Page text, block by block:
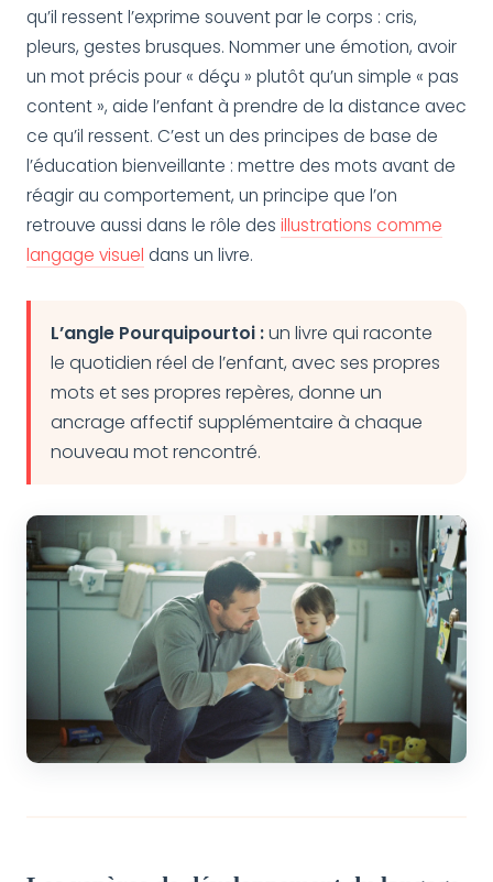
qu’il ressent l’exprime souvent par le corps : cris,
pleurs, gestes brusques. Nommer une émotion, avoir
un mot précis pour « déçu » plutôt qu’un simple « pas
content », aide l’enfant à prendre de la distance avec
ce qu’il ressent. C’est un des principes de base de
l’éducation bienveillante : mettre des mots avant de
réagir au comportement, un principe que l’on
retrouve aussi dans le rôle des illustrations comme
langage visuel dans un livre.
L’angle Pourquipourtoi :un livre qui raconte
le quotidien réel de l’enfant, avec ses propres
mots et ses propres repères, donne un
ancrage affectif supplémentaire à chaque
nouveau mot rencontré.